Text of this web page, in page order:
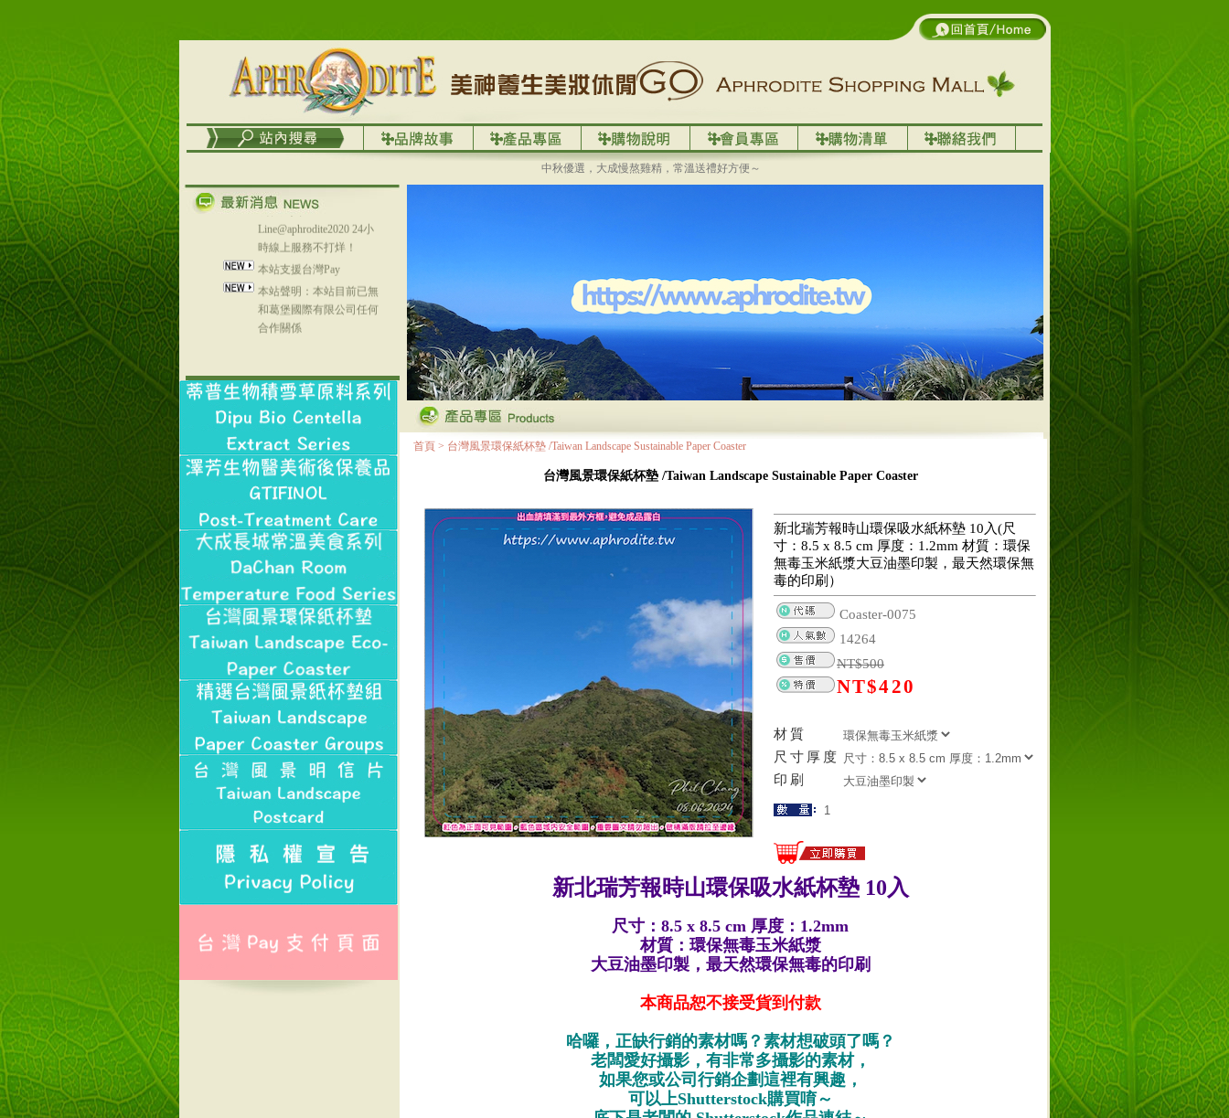
中秋優選，大成慢熬雞精，常溫送禮好方便～
列，可以郵寄至部分亞太
在外租屋者、居住處無管
理員、不方便在工作地點
取件者，歡迎多多使用
【郵局i郵箱】的服務喔～
【i郵箱】設立的地點，請
成功加入
Line@aphrodite2020 24小
時線上服務不打烊！
本站支援台灣Pay
本站聲明：本站目前已無
和葛堡國際有限公司任何
合作關係
本站支援支付宝
NT$320(RMB￥71.00)
首頁 > 台灣風景環保紙杯墊 /Taiwan Landscape Sustainable Paper Coaster
台灣風景環保紙杯墊 /Taiwan Landscape Sustainable Paper Coaster
新北瑞芳報時山環保吸水紙杯墊 10入(尺
寸：8.5 x 8.5 cm 厚度：1.2mm 材質：環保
無毒玉米紙漿大豆油墨印製，最天然環保無
毒的印刷）
Coaster-0075
14264
NT$500
NT$420
材質
尺寸厚度
印刷
新北瑞芳報時山環保吸水紙杯墊 10入
尺寸：8.5 x 8.5 cm 厚度：1.2mm
材質：環保無毒玉米紙漿
大豆油墨印製，最天然環保無毒的印刷
本商品恕不接受貨到付款
哈囉，正缺行銷的素材嗎？素材想破頭了嗎？
老闆愛好攝影，有非常多攝影的素材，
如果您或公司行銷企劃這裡有興趣，
可以上Shutterstock購買唷～